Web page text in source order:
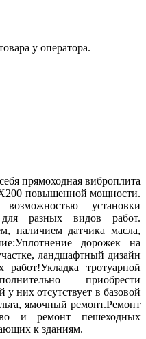
у оператора.
прямоходная виброплита
повышенной мощности.
установки
для разных видов работ.
наличием датчика масла,
дорожек на
ландшафтный дизайн
тротуарной
приобрести
них отсутствует в базовой
ямочный ремонт.Ремонт
и ремонт пешеходных
к зданиям.